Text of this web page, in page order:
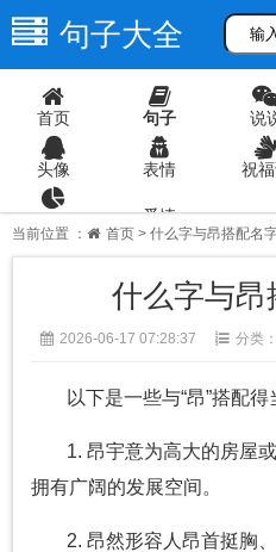
句子大全
首页 句子 说
头像 表情 祝
爱情
当前位置 ： 首页 > 什么字与昂搭配名
什么字与
2026-06-17 07:28:37 分类：
以下是一些与“昂”搭配
1. 昂宇意为高大的房屋
拥有广阔的发展空间。
2. 昂然形容人昂首挺胸